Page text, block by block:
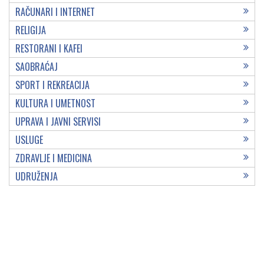
RAČUNARI I INTERNET
RELIGIJA
RESTORANI I KAFEI
SAOBRAĆAJ
SPORT I REKREACIJA
KULTURA I UMETNOST
UPRAVA I JAVNI SERVISI
USLUGE
ZDRAVLJE I MEDICINA
UDRUŽENJA